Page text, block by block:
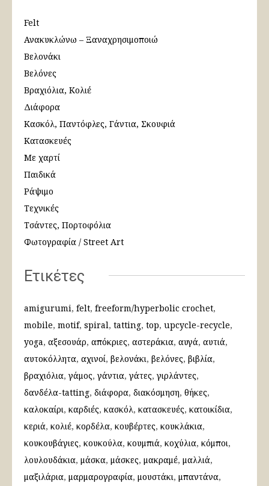
Felt
Ανακυκλώνω – Ξαναχρησιμοποιώ
Βελονάκι
Βελόνες
Βραχιόλια, Κολιέ
Διάφορα
Κασκόλ, Παντόφλες, Γάντια, Σκουφιά
Κατασκευές
Με χαρτί
Παιδικά
Ράψιμο
Τεχνικές
Τσάντες, Πορτοφόλια
Φωτογραφία / Street Art
Ετικέτες
amigurumi felt freeform/hyperbolic crochet
mobile motif spiral tatting top upcycle-recycle
yoga αξεσουάρ απόκριες αστεράκια αυγά αυτιά
αυτοκόλλητα αχινοί βελονάκι βελόνες βιβλία
βραχιόλια γάμος γάντια γάτες γιρλάντες
δανδέλα-tatting διάφορα διακόσμηση θήκες
καλοκαίρι καρδιές κασκόλ κατασκευές κατοικίδια
κεριά κολιέ κορδέλα κουβέρτες κουκλάκια
κουκουβάγιες κουκούλα κουμπιά κοχύλια κόμποι
λουλουδάκια μάσκα μάσκες μακραμέ μαλλιά
μαξιλάρια μαρμαρογραφία μουστάκι μπαντάνα